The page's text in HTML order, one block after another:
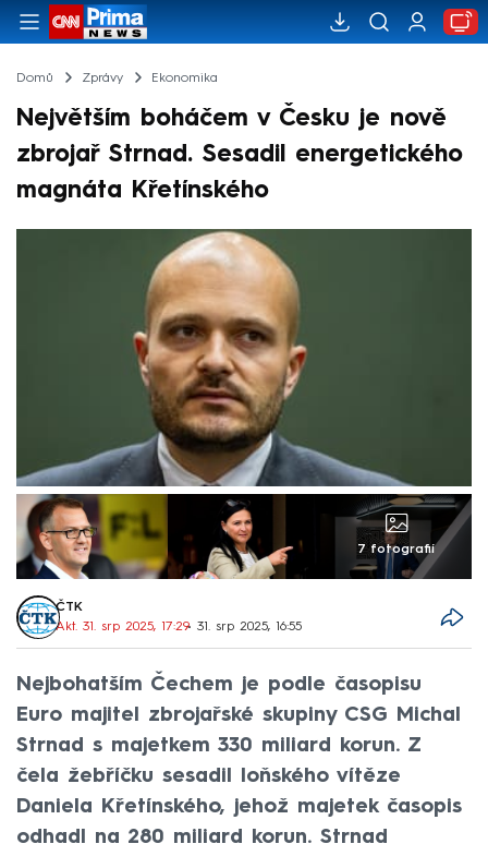
Domů Zprávy Ekonomika
Největším boháčem v Česku je nově
zbrojař Strnad. Sesadil energetického
magnáta Křetínského
7 fotografií
ČTK
Akt. 31. srp 2025, 17:29• 31. srp 2025, 16:55
Nejbohatším Čechem je podle časopisu
Euro majitel zbrojařské skupiny CSG Michal
Strnad s majetkem 330 miliard korun. Z
čela žebříčku sesadil loňského vítěze
Daniela Křetínského, jehož majetek časopis
odhadl na 280 miliard korun. Strnad